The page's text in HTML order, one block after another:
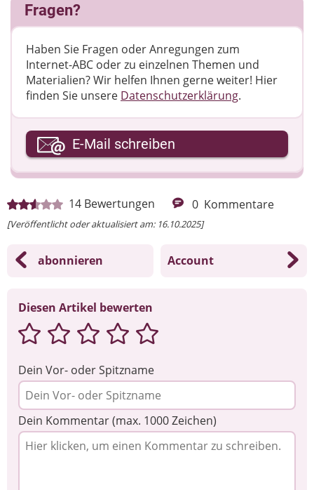
14 Bewertungen 0 Kommentare
[Veröffentlicht oder aktualisiert am: 16.10.2025]
abonnieren Account
Diesen Artikel bewerten
Dein Vor- oder Spitzname
Dein Kommentar (max. 1000 Zeichen)
Fragen?
Haben Sie Fragen oder Anregungen zum
Internet-ABC oder zu einzelnen Themen und
Materialien? Wir helfen Ihnen gerne weiter! ​Hier
finden Sie unsere Datenschutzerklärung.
Ihre E-Mail-Adresse
Ihre Nachricht
E-Mail schreiben